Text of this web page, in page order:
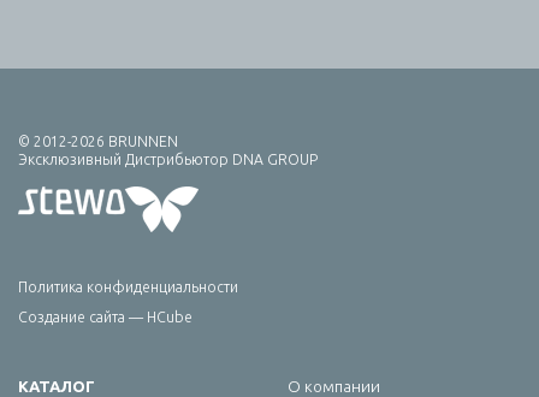
© 2012-2026 BRUNNEN
Эксклюзивный Дистрибьютор DNA GROUP
Политика конфиденциальности
Создание сайта — HCube
КАТАЛОГ О компании